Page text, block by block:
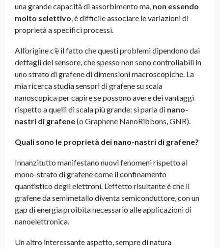
una grande capacità di assorbimento ma, non essendo
molto selettivo, è difficile associare le variazioni di
proprietà a specifici processi.
All’origine c’è il fatto che questi problemi dipendono dai
dettagli del sensore, che spesso non sono controllabili in
uno strato di grafene di dimensioni macroscopiche. La
mia ricerca studia sensori di grafene su scala
nanoscopica per capire se possono avere dei vantaggi
rispetto a quelli di scala più grande: si parla di nano-
nastri di grafene(o Graphene NanoRibbons, GNR).
Quali sono le proprietà dei nano-nastri di grafene?
Innanzitutto manifestano nuovi fenomeni rispetto al
mono-strato di grafene come il confinamento
quantistico degli elettroni. L’effetto risultante è che il
grafene da semimetallo diventa semiconduttore, con un
gap di energia proibita necessario alle applicazioni di
nanoelettronica.
Un altro interessante aspetto, sempre di natura